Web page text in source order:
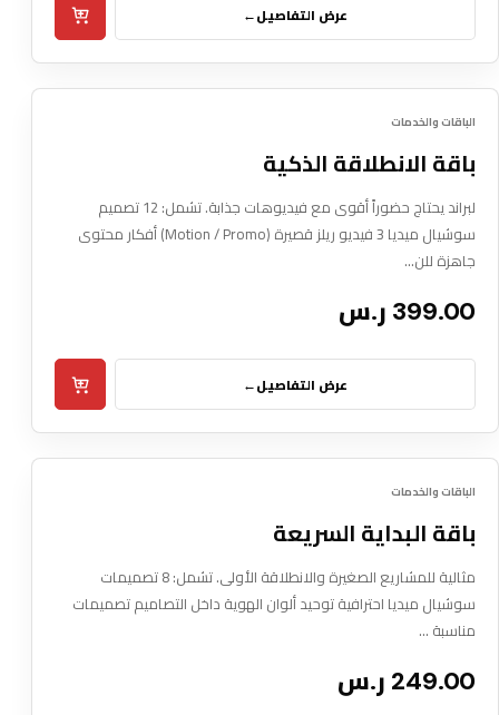
عرض التفاصيل←
Box Pxl
DIGITAL SERVICE
الباقات والخدمات
باقة الانطلاقة الذكية
لبراند يحتاج حضوراً أقوى مع فيديوهات جذابة. تشمل: 12 تصميم
سوشيال ميديا 3 فيديو ريلز قصيرة (Motion / Promo) أفكار محتوى
جاهزة للن…
399.00 ر.س
عرض التفاصيل←
Box Pxl
DIGITAL SERVICE
الباقات والخدمات
باقة البداية السريعة
مثالية للمشاريع الصغيرة والانطلاقة الأولى. تشمل: 8 تصميمات
سوشيال ميديا احترافية توحيد ألوان الهوية داخل التصاميم تصميمات
مناسبة …
249.00 ر.س